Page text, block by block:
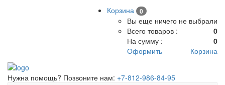
Корзина 0
Вы еще ничего не выбрали
Всего товаров :
0
На сумму :
0
Оформить
Корзина
Нужна помощь? Позвоните нам: +7-812-986-84-95